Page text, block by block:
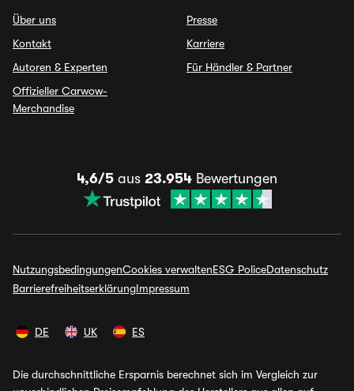
Über uns
Kontakt
Autoren & Experten
Offizieller Carwow-
Merchandise
Presse
Karriere
Für Händler & Partner
4,6/5 aus 23.954 Bewertungen
NutzungsbedingungenCookies verwaltenESG PoliceDatenschutz
BarrierefreiheitserklärungImpressum
DE UK ES
Die durchschnittliche Ersparnis berechnet sich im Vergleich zur